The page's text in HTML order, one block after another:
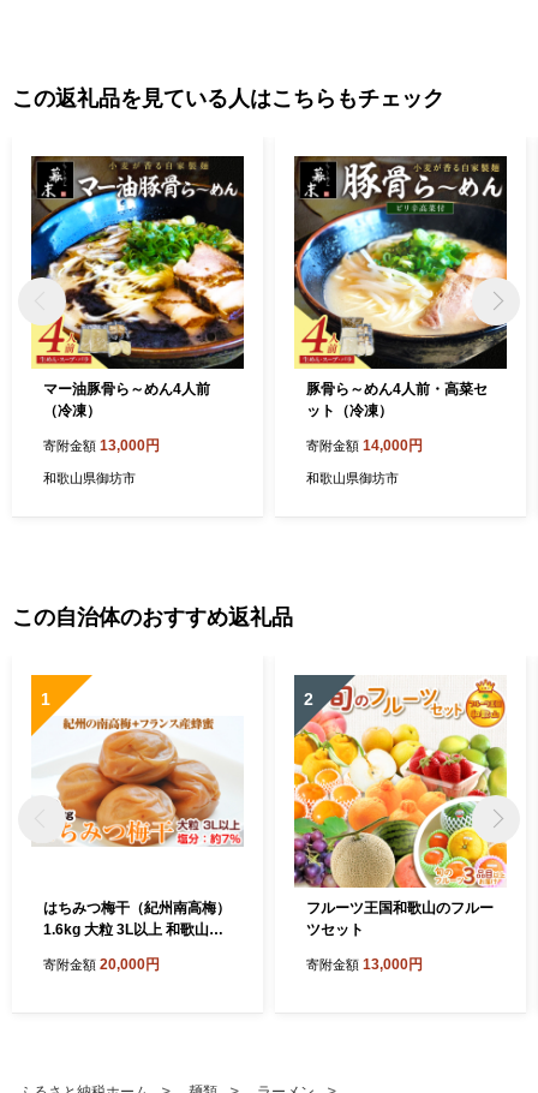
この返礼品を見ている人はこちらもチェック
マー油豚骨ら～めん4人前
（冷凍）
寄附金額 13,000円
和歌山県御坊市
豚骨ら～めん4人前・高菜セ
ット（冷凍）
寄附金額 14,000円
和歌山県御坊市
この自治体のおすすめ返礼品
1
はちみつ梅干（紀州南高梅）
1.6kg 大粒 3L以上 和歌山県
寄附金額 20,000円
2
フルーツ王国和歌山のフルー
ツセット
寄附金額 13,000円